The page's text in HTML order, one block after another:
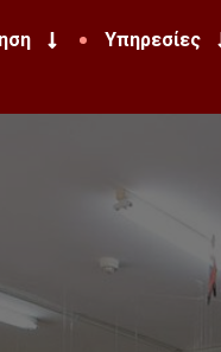
Υπηρεσίες